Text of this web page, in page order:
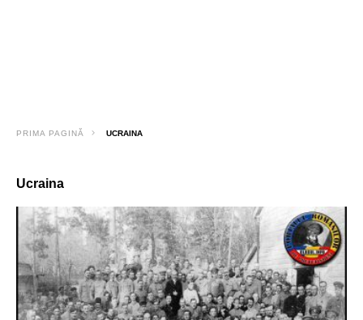
PRIMA PAGINĂ UCRAINA
Ucraina